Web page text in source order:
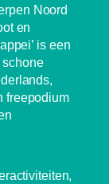
Noord
en
is een
freepodium